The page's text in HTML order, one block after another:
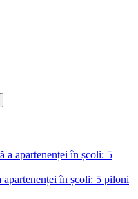
în școli: 5 piloni